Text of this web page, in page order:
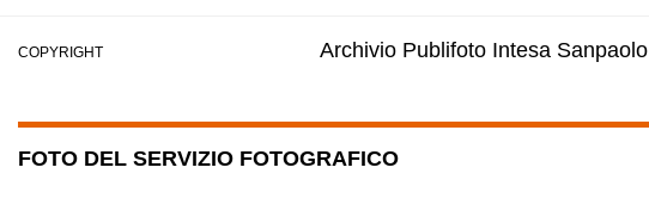
COPYRIGHT Archivio Publifoto Intesa Sanpaolo
FOTO DEL SERVIZIO FOTOGRAFICO